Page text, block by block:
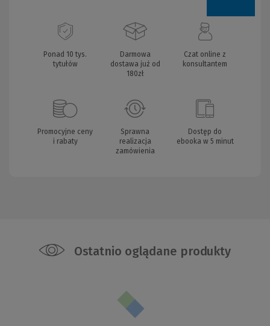
Ponad 10 tys.
tytułów
Darmowa
dostawa już od
180zł
Czat online z
konsultantem
Promocyjne ceny
i rabaty
Sprawna
realizacja
zamówienia
Dostęp do
ebooka w 5 minut
Ostatnio oglądane produkty